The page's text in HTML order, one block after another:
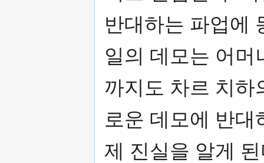
반대하는 파업에
일의 데모는 어머
까지도 차르 치하
로운 데모에 반
제 진실을 알게